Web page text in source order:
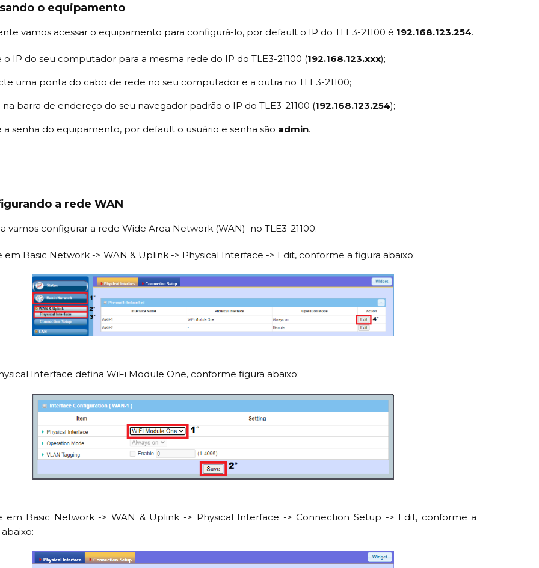
o equipamento
vamos acessar o equipamento para configurá-lo, por default o IP do TLE3-21100 é 192.168.123.254.
o IP do seu computador para a mesma rede do IP do TLE3-21100 (192.168.123.xxx);
uma ponta do cabo de rede no seu computador e a outra no TLE3-21100;
na barra de endereço do seu navegador padrão o IP do TLE3-21100 (192.168.123.254);
a senha do equipamento, por default o usuário e senha são admin.
a rede WAN
vamos configurar a rede Wide Area Network (WAN) no TLE3-21100.
em Basic Network -> WAN & Uplink -> Physical Interface -> Edit, conforme a figura abaixo:
Interface defina WiFi Module One, conforme figura abaixo:
em Basic Network -> WAN & Uplink -> Physical Interface -> Connection Setup -> Edit, conforme a